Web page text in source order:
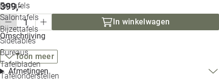
Eettafels
Salontafels
Bijzettafels
Sidetables
Bureaus
Tafelbladen
Tafelonderstellen
Alle
399,-
In winkelwagen
Omschrijving
Toon meer
Afmetingen